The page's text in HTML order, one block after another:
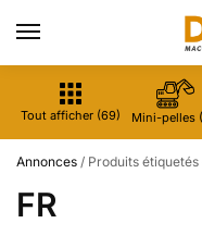
Tout afficher (69) Mini-pelles
Annonces / Produits étiquetés
FR